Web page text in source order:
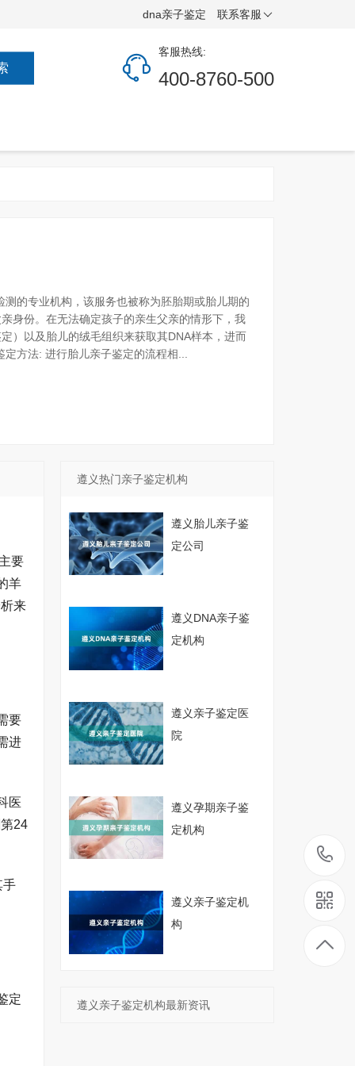
dna亲子鉴定 联系客服
客服热线:
400-8760-500
的专业机构，该服务也被称为胚胎期或胎儿期的
身份。在无法确定孩子的亲生父亲的情形下，我
）以及胎儿的绒毛组织来获取其DNA样本，进而
方法: 进行胎儿亲子鉴定的流程相...
要
羊
来
要
进
医
24
手
定
遵义热门亲子鉴定机构
遵义胎儿亲子鉴
定公司
遵义DNA亲子鉴
定机构
遵义亲子鉴定医
院
遵义孕期亲子鉴
定机构
遵义亲子鉴定机
构
遵义亲子鉴定机构最新资讯